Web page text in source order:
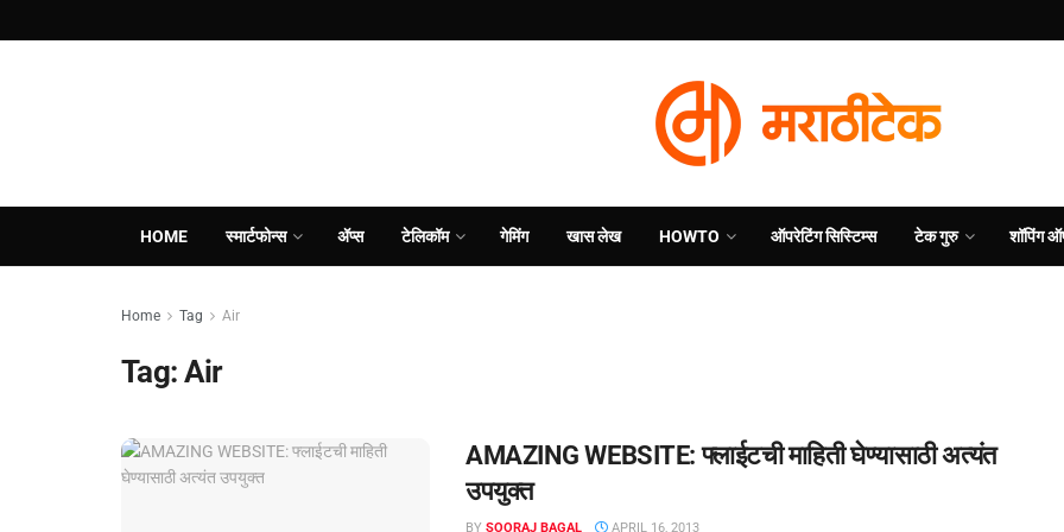
HOME स्मार्टफोन्स ॲप्स टेलिकॉम गेमिंग खास लेख HOWTO ऑपरेटिंग सिस्टिम्स टेक गुरु शॉपिंग
Home Tag Air
Tag:Air
AMAZING WEBSITE: फ्लाईटची माहिती घेण्‍यासाठी अत्‍यंत
उपयुक्‍त
BY SOORAJ BAGAL APRIL 16, 2013